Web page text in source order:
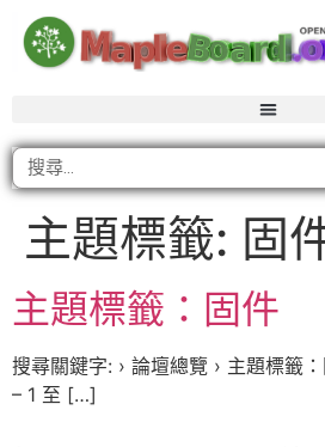
主題標籤: 固
主題標籤：固件
搜尋關鍵字: › 論壇總覽 › 主題標籤
– 1 至 […]